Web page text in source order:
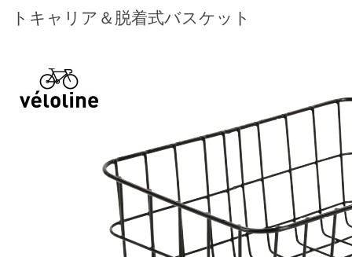
トキャリア＆脱着式バスケット